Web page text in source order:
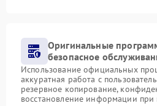
Оригинальные
безопасное
Использование официальных
аккуратная работа с
резервное копирование,
восстановление информации